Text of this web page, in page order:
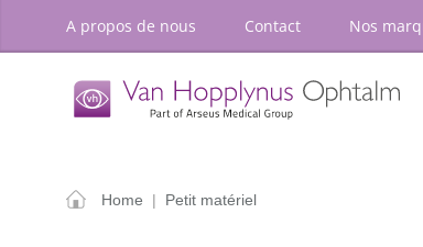
Ga naar de hoofdnavigatie
A propos de nous Contact Nos
Accueil
OPTIONS
Home | Petit matériel